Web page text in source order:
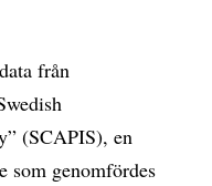
från
(SCAPIS), en
som genomfördes